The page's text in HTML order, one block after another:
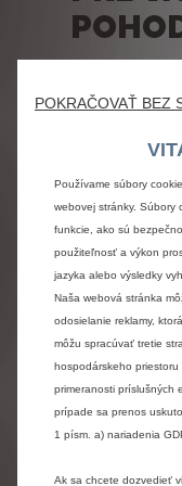
Plne
Využite všetky
jazda bez
mesta a
vášho plug-in
ELECTRICKÝ
POKRAČOVAŤ BEZ
Používame súbory
webovej stránky. Súbory
funkcie, ako sú
použiteľnosť a výkon
jazyka alebo výsledky
Naša webová stránka
odosielanie reklamy,
môžu spracúvať tretie
hospodárskeho
primeranosti príslušných
prípade sa prenos
1 písm. a) nariadenia
Ak sa chcete dozvedieť